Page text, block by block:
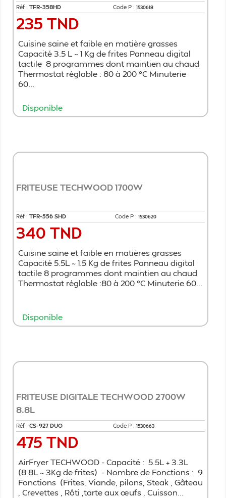
Réf : TFR-358HD Code P : 1530618
Prix
235 TND
Cuisine saine et faible en matière grasses
Capacité 3.5 L ~ 1 Kg de frites Panneau digital
tactile 8 programmes dont maintien au chaud
Thermostat réglable : 80 à 200 °C Minuterie
60...
Disponible
FRITEUSE TECHWOOD 1700W
Réf : TFR-556 SHD Code P : 1530620
Prix
340 TND
Cuisine saine et faible en matières grasses
Capacité 5.5L ~ 1.5 Kg de frites Panneau digital
tactile 8 programmes dont maintien au chaud
Thermostat réglable :80 à 200 °C Minuterie 60...
Disponible
FRITEUSE DIGITALE TECHWOOD 2700W
8.8L
Réf : CS-927 DUO Code P : 1530663
Prix
475 TND
AirFryer TECHWOOD - Capacité : 5.5L + 3.3L
(8.8L ~ 3Kg de frites) - Nombre de Fonctions : 9
Fonctions (Frites, Viande, pilons, Steak , Gâteau
, Crevettes , Rôti ,tarte aux œufs , Cuisson...